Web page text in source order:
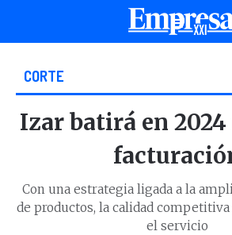
CORTE
Izar batirá en 2024
Con una estrategia ligada a la
de productos, la calidad
el servicio